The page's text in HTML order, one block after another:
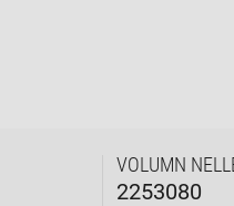
VOLUMN
2253080